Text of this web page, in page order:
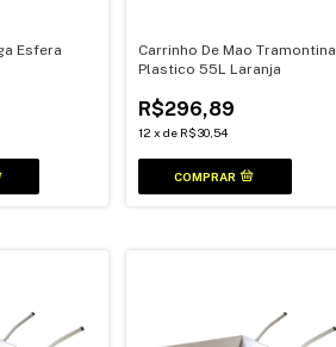
Esfera
Carrinho De Mao Tramontina
Plastico 55L Laranja
R$296,89
12 xde R$30,54